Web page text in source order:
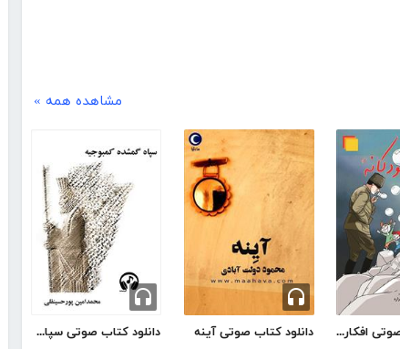
مشاهده همه »
دانلود کتاب صوتی افکار کودکانه دانلود کتاب صوتی آینه دانلود کتاب صوتی سپاه گمشده کمبوجیه